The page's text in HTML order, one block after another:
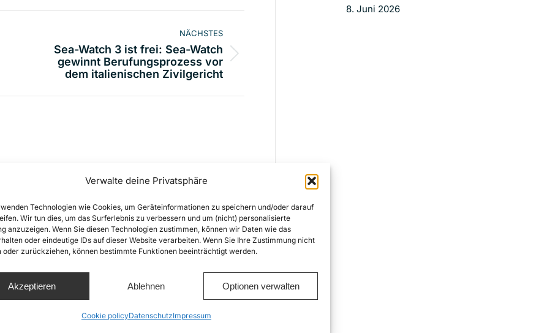
Verwalte deine Privatsphäre
Technologien wie Cookies, um Geräteinformationen zu speichern und/oder darauf
Wir tun dies, um das Surferlebnis zu verbessern und um (nicht) personalisierte
anzuzeigen. Wenn Sie diesen Technologien zustimmen, können wir Daten wie das
oder eindeutige IDs auf dieser Website verarbeiten. Wenn Sie Ihre Zustimmung nicht
oder zurückziehen, können bestimmte Funktionen beeinträchtigt werden.
Akzeptieren Ablehnen Optionen verwalten
Cookie policyDatenschutzImpressum
NÄCHSTES
Nächster
Beitrag:
Sea-Watch 3 ist frei: Sea-Watch
gewinnt Berufungsprozess vor
dem italienischen Zivilgericht
„23.000 Leben“ macht
Sterben im Mittelmeer
und zivile Seenotrettung
zum Thema
War das fahrlässige
8. Juni 2026